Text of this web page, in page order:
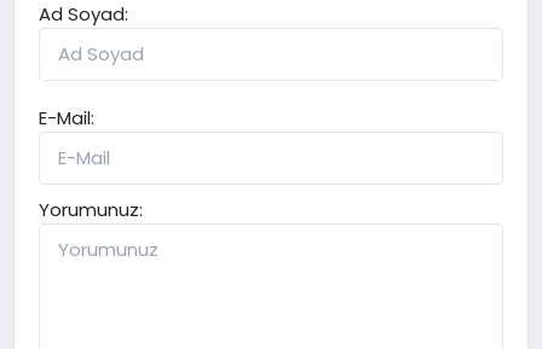
Ad Soyad:
E-Mail:
Yorumunuz: